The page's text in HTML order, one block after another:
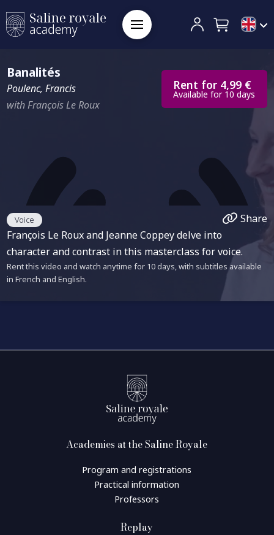
Banalités
Poulenc, Francis
with François Le Roux
Rent for 4,99 €
Available for 10 days
Voice
Share
François Le Roux and Jeanne Coppey delve into
character and contrast in this masterclass for voice.
Rent this video and watch anytime for 10 days, with subtitles available
in French and English.
Academies at the Saline Royale
Program and registrations
Practical information
Professors
Replay